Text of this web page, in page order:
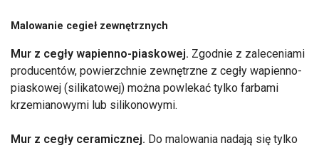
Malowanie cegieł zewnętrznych
Mur z cegły wapienno-piaskowej. Zgodnie z zaleceniami
producentów, powierzchnie zewnętrzne z cegły wapienno-
piaskowej (silikatowej) można powlekać tylko farbami
krzemianowymi lub silikonowymi.
Mur z cegły ceramicznej. Do malowania nadają się tylko